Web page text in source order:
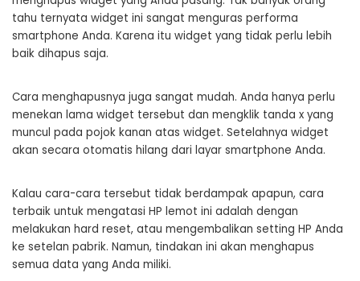
tahu ternyata widget ini sangat menguras performa
smartphone Anda. Karena itu widget yang tidak perlu lebih
baik dihapus saja.
Cara menghapusnya juga sangat mudah. Anda hanya perlu
menekan lama widget tersebut dan mengklik tanda x yang
muncul pada pojok kanan atas widget. Setelahnya widget
akan secara otomatis hilang dari layar smartphone Anda.
Kalau cara-cara tersebut tidak berdampak apapun, cara
terbaik untuk mengatasi HP lemot ini adalah dengan
melakukan hard reset, atau mengembalikan setting HP Anda
ke setelan pabrik. Namun, tindakan ini akan menghapus
semua data yang Anda miliki.